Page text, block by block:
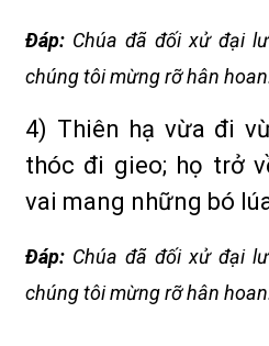
Ðáp: Chúa đã đối xử đại
chúng tôi mừng rỡ hân
4) Thiên hạ vừa đi
thóc đi gieo; họ trở
vai mang những bó
Ðáp: Chúa đã đối xử đại
chúng tôi mừng rỡ hân